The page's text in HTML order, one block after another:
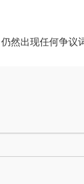
然出现任何争议